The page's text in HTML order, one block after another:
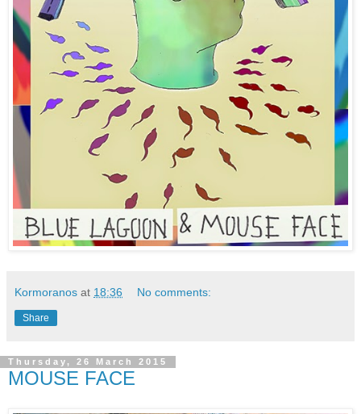
Kormoranos at 18:36 No comments:
Share
Thursday, 26 March 2015
MOUSE FACE